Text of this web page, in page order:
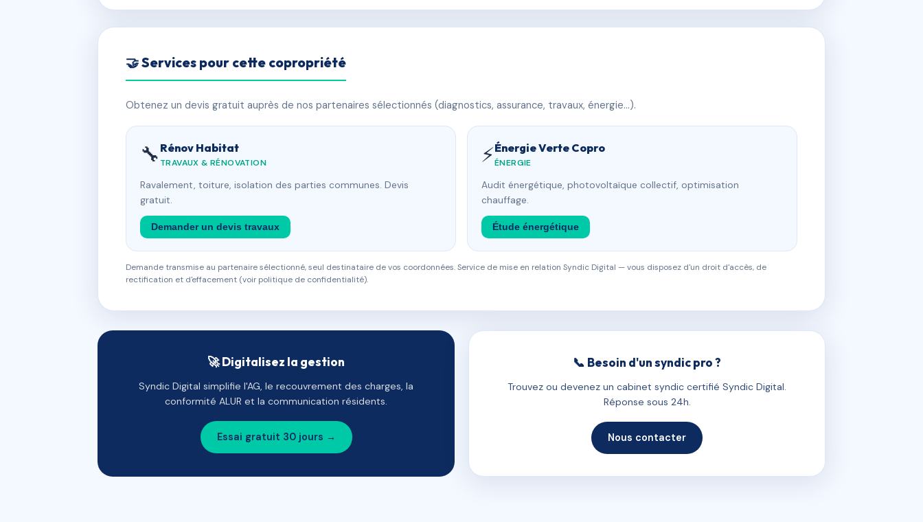
🤝 Services pour cette copropriété
Obtenez un devis gratuit auprès de nos partenaires sélectionnés (diagnostics, assurance, travaux, énergie…).
🔧 Rénov Habitat
TRAVAUX & RÉNOVATION
Ravalement, toiture, isolation des parties communes. Devis
gratuit.
Demander un devis travaux
⚡Énergie Verte Copro
ÉNERGIE
Audit énergétique, photovoltaïque collectif, optimisation
chauffage.
Étude énergétique
Demande transmise au partenaire sélectionné, seul destinataire de vos coordonnées. Service de mise en relation Syndic Digital — vous disposez d'un droit d'accès, de
rectification et d'effacement (voir politique de confidentialité).
🚀 Digitalisez la gestion
Syndic Digital simplifie l'AG, le recouvrement des charges, la
conformité ALUR et la communication résidents.
Essai gratuit 30 jours →
📞 Besoin d'un syndic pro ?
Trouvez ou devenez un cabinet syndic certifié Syndic Digital.
Réponse sous 24h.
Nous contacter